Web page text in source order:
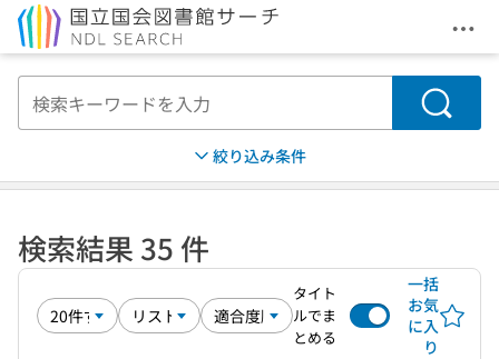
メ
検索
絞り込み条件
検索結果 35 件
タイト
ルでま
とめる
一括
お気
に入
り